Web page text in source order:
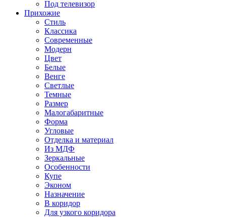
Под телевизор
Прихожие
Стиль
Классика
Современные
Модерн
Цвет
Белые
Венге
Светлые
Темные
Размер
Малогабаритные
Форма
Угловые
Отделка и материал
Из МДФ
Зеркальные
Особенности
Купе
Эконом
Назначение
В коридор
Для узкого коридора